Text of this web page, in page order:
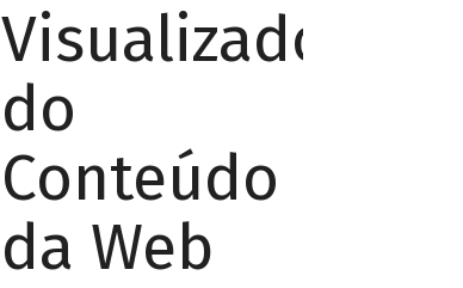
Visualizador
do
Conteúdo
da Web